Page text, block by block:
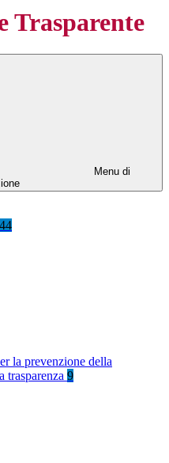
Trasparente
Menu di
la prevenzione della
trasparenza 9